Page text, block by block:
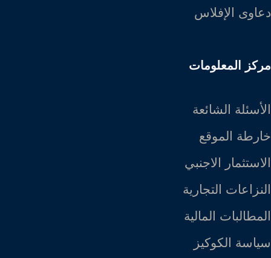
دعاوى الإفلاس
مركز المعلومات
الأسئلة الشائعة
خارطة الموقع
الاستثمار الاجنبي
النزاعات التجارية
المطالبات المالية
سياسة الكوكيز